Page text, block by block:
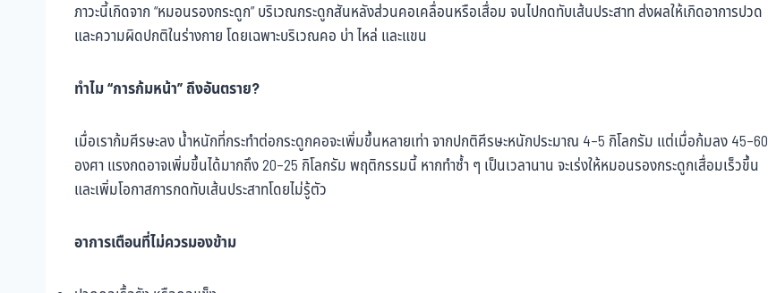
ภาวะนี้เกิดจาก “หมอนรองกระดูก” บริเวณกระดูกสันหลังส่วนคอเคลื่อนหรือเสื่อม จนไปกดทับเส้นประสาท ส่งผลให้เกิดอาการปวด
และความผิดปกติในร่างกาย โดยเฉพาะบริเวณคอ บ่า ไหล่ และแขน
ทำไม “การก้มหน้า” ถึงอันตราย?
เมื่อเราก้มศีรษะลง น้ำหนักที่กระทำต่อกระดูกคอจะเพิ่มขึ้นหลายเท่า จากปกติศีรษะหนักประมาณ 4–5 กิโลกรัม แต่เมื่อก้มลง 45–60
องศา แรงกดอาจเพิ่มขึ้นได้มากถึง 20–25 กิโลกรัม พฤติกรรมนี้ หากทำซ้ำ ๆ เป็นเวลานาน จะเร่งให้หมอนรองกระดูกเสื่อมเร็วขึ้น
และเพิ่มโอกาสการกดทับเส้นประสาทโดยไม่รู้ตัว
อาการเตือนที่ไม่ควรมองข้าม